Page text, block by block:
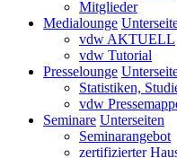
Mitglieder
Medialounge
vdw AKTUELL
vdw Tutorial
Presselounge
Statistiken,
vdw
Seminare Unterseiten
Seminarangebot
zertifizierter